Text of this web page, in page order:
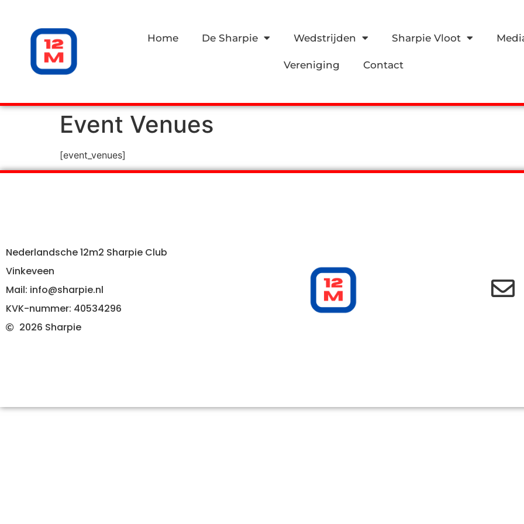
Home De Sharpie Wedstrijden Sharpie Vloot
Vereniging Contact
Event Venues
[event_venues]
Nederlandsche 12m2 Sharpie Club
Vinkeveen
Mail: info@sharpie.nl
KVK-nummer: 40534296
2026 Sharpie